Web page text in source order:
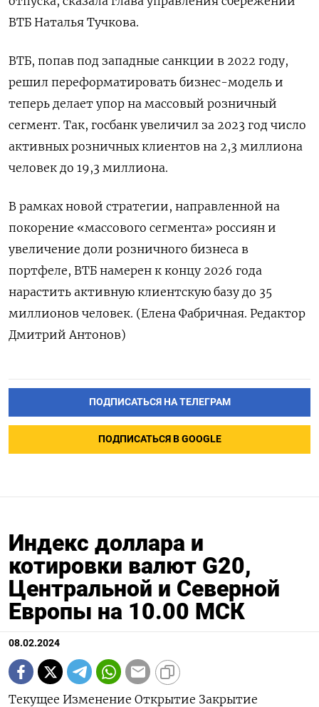
ВТБ Наталья Тучкова.
ВТБ, попав под западные санкции в 2022 году,
решил переформатировать бизнес-модель и
теперь делает упор на массовый розничный
сегмент. Так, госбанк увеличил за 2023 год число
активных розничных клиентов на 2,3 миллиона
человек до 19,3 миллиона.
В рамках новой стратегии, направленной на
покорение «массового сегмента» россиян и
увеличение доли розничного бизнеса в
портфеле, ВТБ намерен к концу 2026 года
нарастить активную клиентскую базу до 35
миллионов человек. (Елена Фабричная. Редактор
Дмитрий Антонов)
ПОДПИСАТЬСЯ НА ТЕЛЕГРАМ
ПОДПИСАТЬСЯ В GOOGLE
Индекс доллара и
котировки валют G20,
Центральной и Северной
Европы на 10.00 МСК
08.02.2024
Текущее Изменение Открытие Закрытие